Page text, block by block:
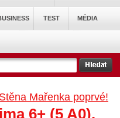
TEST MÉDIA
Mařenka poprvé!
6+ (5 A0).